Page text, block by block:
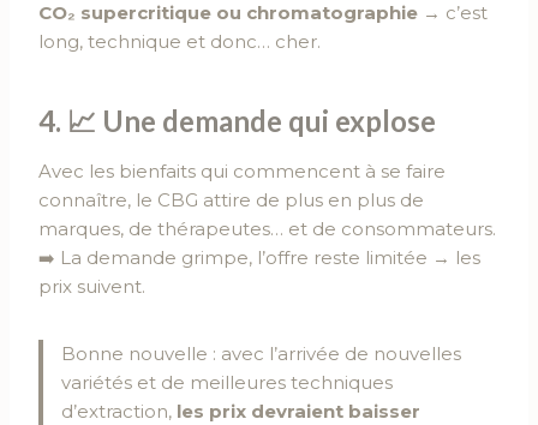
CO₂ supercritique ou chromatographie → c’est
long, technique et donc… cher.
4. 📈 Une demande qui explose
Avec les bienfaits qui commencent à se faire
connaître, le CBG attire de plus en plus de
marques, de thérapeutes… et de consommateurs.
➡️ La demande grimpe, l’offre reste limitée → les
prix suivent.
Bonne nouvelle : avec l’arrivée de nouvelles
variétés et de meilleures techniques
d’extraction, les prix devraient baisser